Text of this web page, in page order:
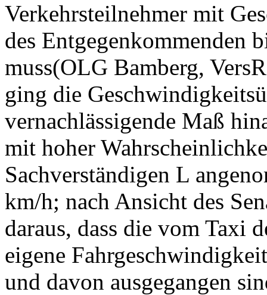
Verkehrsteilnehmer mit
des Entgegenkommenden
muss(OLG Bamberg,
ging die
vernachlässigende Maß
mit hoher
Sachverständigen L
km/h; nach Ansicht des
daraus, dass die vom Taxi
eigene
und davon ausgegangen